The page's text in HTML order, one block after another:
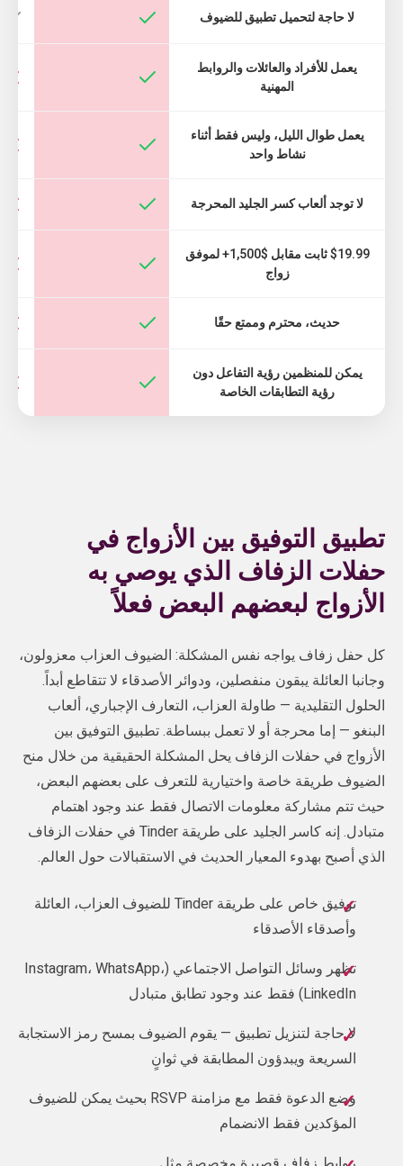
لا حاجة لتحميل تطبيق للضيوف
يعمل للأفراد والعائلات والروابط
المهنية
يعمل طوال الليل، وليس فقط أثناء
نشاط واحد
لا توجد ألعاب كسر الجليد المحرجة
$19.99 ثابت مقابل $1,500+ لموفق
زواج
حديث، محترم وممتع حقًا
يمكن للمنظمين رؤية التفاعل دون
رؤية التطابقات الخاصة
تطبيق التوفيق بين الأزواج في
حفلات الزفاف الذي يوصي به
الأزواج لبعضهم البعض فعلاً
كل حفل زفاف يواجه نفس المشكلة: الضيوف العزاب معزولون،
وجانبا العائلة يبقون منفصلين، ودوائر الأصدقاء لا تتقاطع أبداً.
الحلول التقليدية — طاولة العزاب، التعارف الإجباري، ألعاب
البنغو — إما محرجة أو لا تعمل ببساطة. تطبيق التوفيق بين
الأزواج في حفلات الزفاف يحل المشكلة الحقيقية من خلال منح
الضيوف طريقة خاصة واختيارية للتعرف على بعضهم البعض،
حيث تتم مشاركة معلومات الاتصال فقط عند وجود اهتمام
متبادل. إنه كاسر الجليد على طريقة Tinder في حفلات الزفاف
الذي أصبح بهدوء المعيار الحديث في الاستقبالات حول العالم.
توفيق خاص على طريقة Tinder للضيوف العزاب، العائلة
وأصدقاء الأصدقاء
تظهر وسائل التواصل الاجتماعي (Instagram، WhatsApp،
LinkedIn) فقط عند وجود تطابق متبادل
لا حاجة لتنزيل تطبيق — يقوم الضيوف بمسح رمز الاستجابة
السريعة ويبدؤون المطابقة في ثوانٍ
وضع الدعوة فقط مع مزامنة RSVP بحيث يمكن للضيوف
المؤكدين فقط الانضمام